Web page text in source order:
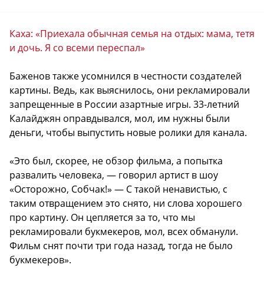
Каха: «Приехала обычная семья на отдых: мама, тетя
и дочь. Я со всеми переспал»
Баженов также усомнился в честности создателей
картины. Ведь, как выяснилось, они рекламировали
запрещенные в России азартные игры. 33-летний
Калайджян оправдывался, мол, им нужны были
деньги, чтобы выпустить новые ролики для канала.
«Это был, скорее, не обзор фильма, а попытка
развалить человека, — говорил артист в шоу
«Осторожно, Собчак!» — С такой ненавистью, с
таким отвращением это снято, ни слова хорошего
про картину. Он цепляется за то, что мы
рекламировали букмекеров, мол, всех обманули.
Фильм снят почти три года назад, тогда не было
букмекеров».